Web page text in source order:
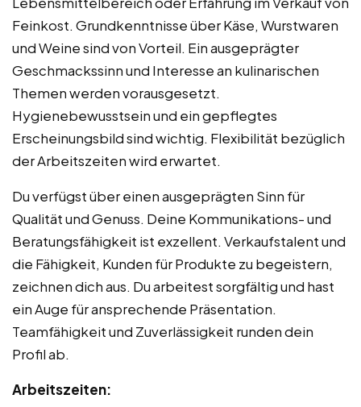
Feinkost. Grundkenntnisse über Käse, Wurstwaren
und Weine sind von Vorteil. Ein ausgeprägter
Geschmackssinn und Interesse an kulinarischen
Themen werden vorausgesetzt.
Hygienebewusstsein und ein gepflegtes
Erscheinungsbild sind wichtig. Flexibilität bezüglich
der Arbeitszeiten wird erwartet.
Du verfügst über einen ausgeprägten Sinn für
Qualität und Genuss. Deine Kommunikations- und
Beratungsfähigkeit ist exzellent. Verkaufstalent und
die Fähigkeit, Kunden für Produkte zu begeistern,
zeichnen dich aus. Du arbeitest sorgfältig und hast
ein Auge für ansprechende Präsentation.
Teamfähigkeit und Zuverlässigkeit runden dein
Profil ab.
Arbeitszeiten: